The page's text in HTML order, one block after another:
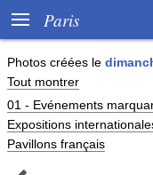
 Paris
Photos créées le
Tout montrer
01 - Evénements
Expositions
Pavillons français